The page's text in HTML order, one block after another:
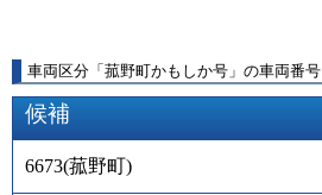
車両区分 「 菰野町かもしか号 」 の車両番号
候補
6673(菰野町)